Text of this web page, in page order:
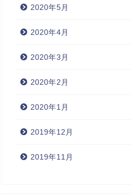
2020年5月
2020年4月
2020年3月
2020年2月
2020年1月
2019年12月
2019年11月